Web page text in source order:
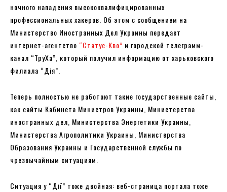
ночного нападения высококвалифицированных
профессиональных хакеров. Об этом с сообщением на
Министерство Иностранных Дел Украины передает
интернет-агентство “Статус-Кво” и городской телеграмм-
канал “ТруХа”, который получил информацию от харьковского
филиала “Дія”.
Теперь полностью не работают такие государственные сайты,
как сайты Кабинета Министров Украины, Министерства
иностранных дел, Министерства Энергетики Украины,
Министерства Агрополитики Украины, Министерства
Образования Украины и Государственной службы по
чрезвычайным ситуациям.
Ситуация у “Дії” тоже двойная: веб-страница портала тоже